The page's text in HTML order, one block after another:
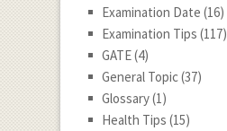
Examination Date (16)
Examination Tips (117)
GATE(4)
General Topic(37)
Glossary(1)
Health Tips (15)